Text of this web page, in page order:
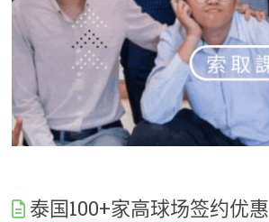
泰国100+家高球场签约优惠